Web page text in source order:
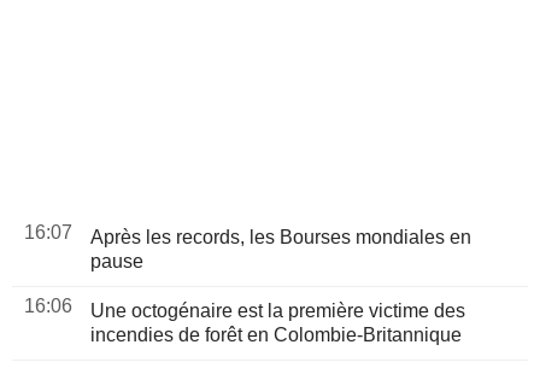
16:07
Après les records, les Bourses mondiales en
pause
16:06
Une octogénaire est la première victime des
incendies de forêt en Colombie-Britannique